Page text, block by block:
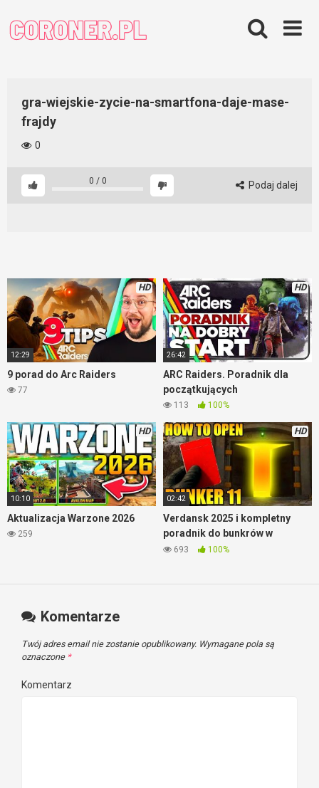
content
gra-wiejskie-zycie-na-smartfona-daje-mase-
frajdy
0
0 / 0 Podaj dalej
HD
12:29
9 porad do Arc Raiders
77
HD
26:42
ARC Raiders. Poradnik dla
początkujących
113 100%
HD
10:10
Aktualizacja Warzone 2026
259
HD
02:42
Verdansk 2025 i kompletny
poradnik do bunkrów w
Warzone
693 100%
Komentarze
Twój adres email nie zostanie opublikowany. Wymagane pola są
oznaczone *
Komentarz